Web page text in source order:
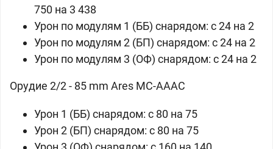
750 на 3 438
Урон по модулям 1 (ББ) снарядом: c 24 на 2
Урон по модулям 2 (БП) снарядом: c 24 на 2
Урон по модулям 3 (ОФ) снарядом: c 24 на 2
Орудие 2/2 - 85 mm Ares MC-AAAC
Урон 1 (ББ) снарядом: c 80 на 75
Урон 2 (БП) снарядом: c 80 на 75